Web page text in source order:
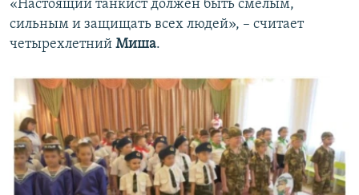
«Настоящий танкист должен быть смелым,
сильным и защищать всех людей», – считает
четырехлетний Миша.